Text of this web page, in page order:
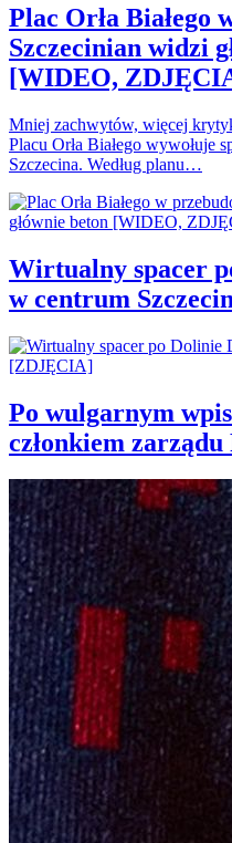
Plac Orła Białego
Szczecinian widzi
[WIDEO,
Mniej zachwytów, więcej
Placu Orła Białego wywołuje
Szczecina. Według planu…
Wirtualny spacer
w centrum
Po wulgarnym
członkiem zarządu